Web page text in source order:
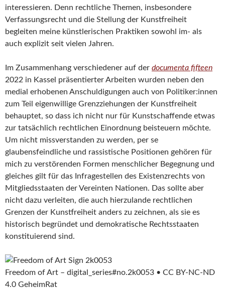
interessieren. Denn rechtliche Themen, insbesondere
Verfassungsrecht und die Stellung der Kunstfreiheit
begleiten meine künstlerischen Praktiken sowohl im- als
auch explizit seit vielen Jahren.
Im Zusammenhang verschiedener auf der documenta fifteen
2022 in Kassel präsentierter Arbeiten wurden neben den
medial erhobenen Anschuldigungen auch von Politiker:innen
zum Teil eigenwillige Grenzziehungen der Kunstfreiheit
behauptet, so dass ich nicht nur für Kunstschaffende etwas
zur tatsächlich rechtlichen Einordnung beisteuern möchte.
Um nicht missverstanden zu werden, per se
glaubensfeindliche und rassistische Positionen gehören für
mich zu verstörenden Formen menschlicher Begegnung und
gleiches gilt für das Infragestellen des Existenzrechts von
Mitgliedsstaaten der Vereinten Nationen. Das sollte aber
nicht dazu verleiten, die auch hierzulande rechtlichen
Grenzen der Kunstfreiheit anders zu zeichnen, als sie es
historisch begründet und demokratische Rechtsstaaten
konstituierend sind.
Freedom of Art – digital_series#no.2k0053 • CC BY-NC-ND
4.0 GeheimRat